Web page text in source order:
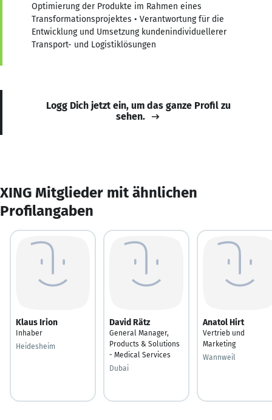
Optimierung der Produkte im Rahmen eines
Transformationsprojektes • Verantwortung für die
Entwicklung und Umsetzung kundenindividuellerer
Transport- und Logistiklösungen
Logg Dich jetzt ein, um das ganze Profil zu
sehen.
XING Mitglieder mit ähnlichen
Profilangaben
Klaus Irion
Inhaber
Heidesheim
David Rätz
General Manager,
Products & Solutions
- Medical Services
Dubai
Anatol Hirt
Vertrieb und
Marketing
Wannweil